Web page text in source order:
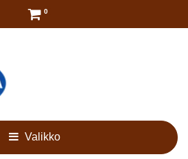
0
Valikko